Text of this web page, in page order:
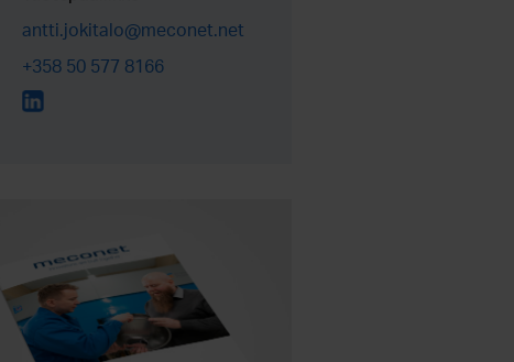
antti.jokitalo@meconet.net
+358 50 577 8166